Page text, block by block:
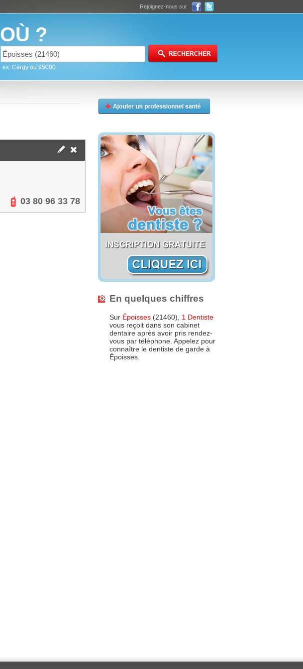
Rejoignez-nous sur
OÙ ?
ex: Cergy ou 95000
03 80 96 33 78
En quelques chiffres
Sur Époisses (21460), 1 Dentiste
vous reçoit dans son cabinet
dentaire après avoir pris rendez-
vous par téléphone. Appelez pour
connaître le dentiste de garde à
Époisses.